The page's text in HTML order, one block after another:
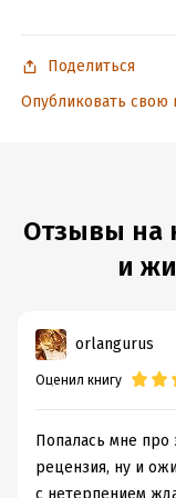
Время на чтение:
Поделиться
Опубликовать свою
Отзывы на
и
orlangurus
Оценил книгу
Попалась мне про
рецензия, ну и
с нетерпением